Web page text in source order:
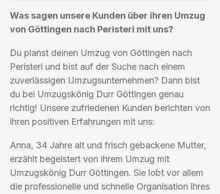
Was sagen unsere Kunden über ihren Umzug
von Göttingen nach Peristeri mit uns?
Du planst deinen Umzug von Göttingen nach
Peristeri und bist auf der Suche nach einem
zuverlässigen Umzugsunternehmen? Dann bist
du bei Umzugskönig Durr Göttingen genau
richtig! Unsere zufriedenen Kunden berichten von
ihren positiven Erfahrungen mit uns:
Anna, 34 Jahre alt und frisch gebackene Mutter,
erzählt begeistert von ihrem Umzug mit
Umzugskönig Durr Göttingen. Sie lobt vor allem
die professionelle und schnelle Organisation ihres